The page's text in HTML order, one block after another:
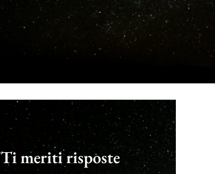
Ti meriti risposte